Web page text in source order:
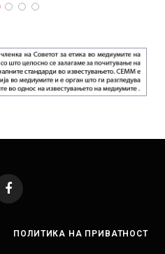
Facebook
ПОЛИТИКА НА ПРИВАТНОСТ